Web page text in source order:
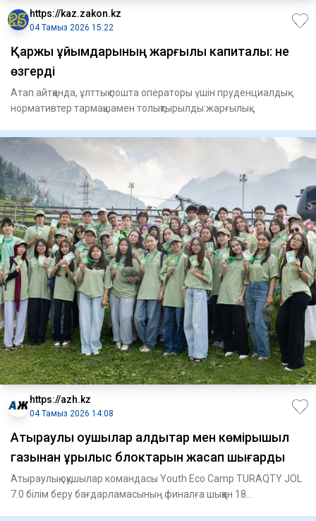
https://kaz.zakon.kz
04 Тамыз 2026 15:22
Қаржы ұйымдарының жарғылық капиталы: не
өзгерді
Атап айтқанда, ұлттық пошта операторы үшін пруденциалдық
нормативтер тармақшамен толықтырылды:жарғылық
https://azh.kz
04 Тамыз 2026 14:08
​Атыраулық оқушылар қалдықтар мен көмірқышқыл
газынан құрылыс блоктарын жасап шығарды
Атыраулық оқушылар командасы Youth Eco Camp TURAQTY JOL
7.0 білім беру бағдарламасының финалға шыққан 18